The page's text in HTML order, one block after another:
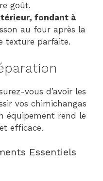
goût.
fondant à
au four après la
texture parfaite.
vous d’avoir les
vos chimichangas
équipement rend le
efficace.
Essentiels